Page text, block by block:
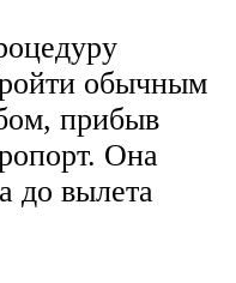
обычным
прибыв
Она
до вылета